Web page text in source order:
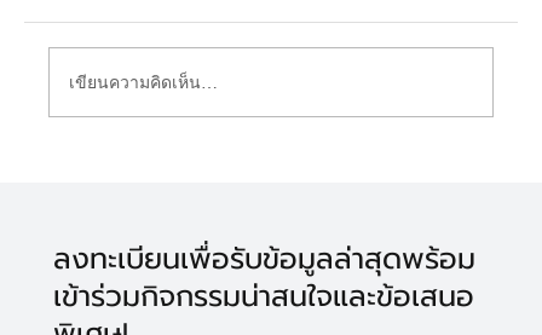
เซลล์ปกติ!
เขียนความคิดเห็น…
ลงทะเบียนเพื่อรับข้อมูลล่าสุดพร้อม
เข้าร่วมกิจกรรมน่าสนใจและข้อเสนอ